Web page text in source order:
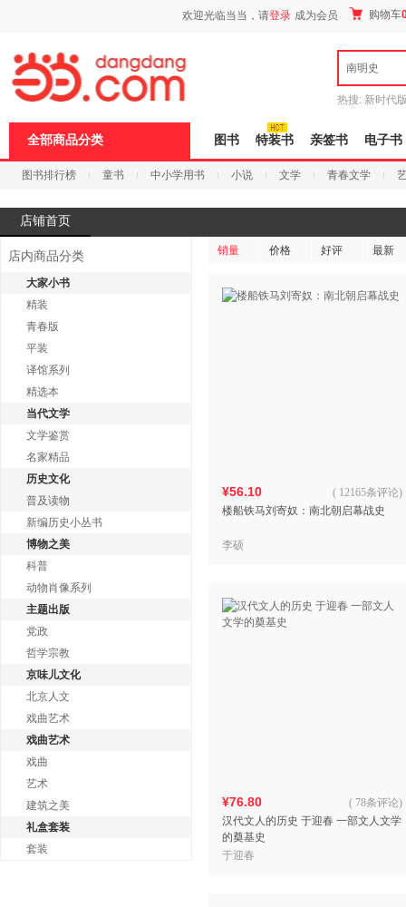
欢迎光临当当，请登录 成为会员 购物车
南明史
热搜: 新时代
全部商品分类 图书 特装书 亲签书 电子书
图书排行榜 童书 中小学用书 小说 文学 青春文学
店铺首页
店内商品分类
大家小书
精装
青春版
平装
译馆系列
精选本
当代文学
文学鉴赏
名家精品
历史文化
普及读物
新编历史小丛书
博物之美
科普
动物肖像系列
主题出版
党政
哲学宗教
京味儿文化
北京人文
戏曲艺术
戏曲艺术
戏曲
艺术
建筑之美
礼盒套装
套装
销量 价格 好评 最新
¥56.10
楼船铁马刘寄奴：南北朝启幕战史
( 12165条评论)
李硕
¥76.80
汉代文人的历史 于迎春 一部文人文学
的奠基史
( 78条评论)
于迎春
页
Ctrl
波
浪